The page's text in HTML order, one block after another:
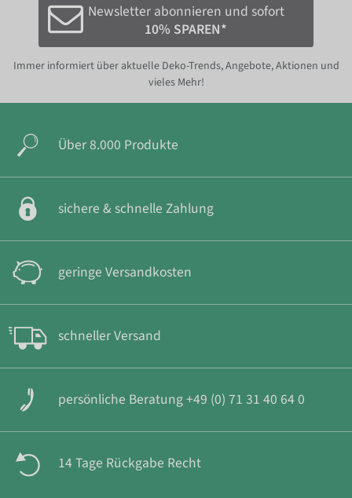
Newsletter abonnieren und sofort
10% SPAREN*
Immer informiert über aktuelle Deko-Trends, Angebote, Aktionen und
vieles Mehr!
Über 8.000 Produkte
sichere & schnelle Zahlung
geringe Versandkosten
schneller Versand
persönliche Beratung +49 (0) 71 31 40 64 0
14 Tage Rückgabe Recht